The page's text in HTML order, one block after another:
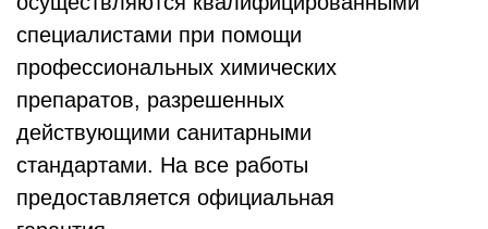
специалистами при помощи
профессиональных химических
препаратов, разрешенных
действующими санитарными
стандартами. На все работы
предоставляется официальная